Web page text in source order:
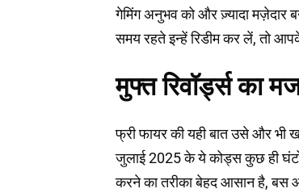
गेमिंग अनुभव को और ज़्यादा
समय रहते इन्हें रिडीम कर लें, तो
मुफ्त रिवॉर्ड्स का
फ्री फायर की यही बात उसे और भी
जुलाई 2025 के ये कोड्स कुछ ही
करने का तरीका बेहद आसान है,